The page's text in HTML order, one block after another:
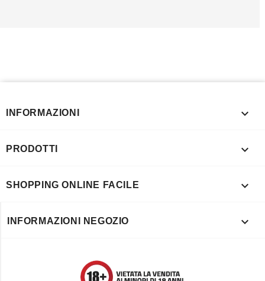
INFORMAZIONI 
PRODOTTI 
SHOPPING ONLINE FACILE 
INFORMAZIONI NEGOZIO 